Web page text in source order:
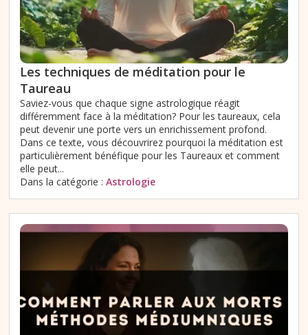
Les techniques de méditation pour le
Taureau
Saviez-vous que chaque signe astrologique réagit
différemment face à la méditation? Pour les taureaux, cela
peut devenir une porte vers un enrichissement profond.
Dans ce texte, vous découvrirez pourquoi la méditation est
particulièrement bénéfique pour les Taureaux et comment
elle peut...
Dans la catégorie : Astrologie